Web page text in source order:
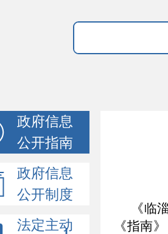
政府信息
公开指南
政府信息
公开制度
法定主动
《临
《指南